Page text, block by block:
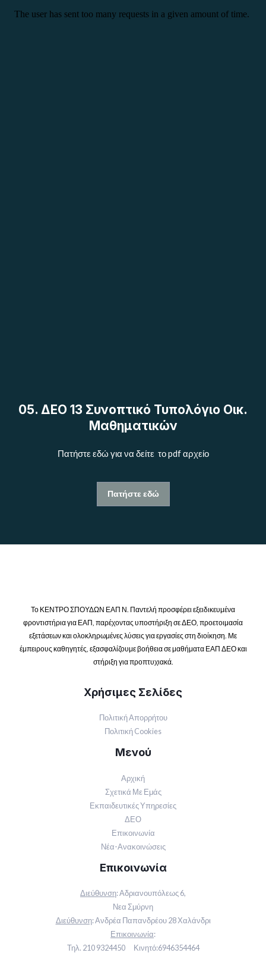
05. ΔΕΟ 13 Συνοπτικό Τυπολόγιο Οικ.
Μαθηματικών
Πατήστε εδώ για να δείτε το pdf αρχείο
Πατήστε εδώ
Το ΚΕΝΤΡΟ ΣΠΟΥΔΩΝ ΕΑΠ Ν. Παντελή προσφέρει εξειδικευμένα
φροντιστήρια για ΕΑΠ, παρέχοντας υποστήριξη σε ΔΕΟ, προετοιμασία
εξετάσεων και ολοκληρωμένες λύσεις για εργασίες στη διοίκηση. Με
έμπειρους καθηγητές, εξασφαλίζουμε βοήθεια σε μαθήματα ΕΑΠ ΔΕΟ και
στήριξη για προπτυχιακά.
Χρήσιμες Σελίδες
Πολιτική Απορρήτου
Πολιτική Cookies
Μενού
Αρχική
Σχετικά Με Εμάς
Εκπαιδευτικές Υπηρεσίες
ΔΕΟ
Επικοινωνία
Νέα-Ανακοινώσεις
Επικοινωνία
Διεύθυνση:Αδριανουπόλεως 6,
Νεα Σμύρνη
Διεύθυνση:Ανδρέα Παπανδρέου 28 Χαλάνδρι
Επικοινωνία:
Τηλ. 210 9324450 Κινητό:6946354464